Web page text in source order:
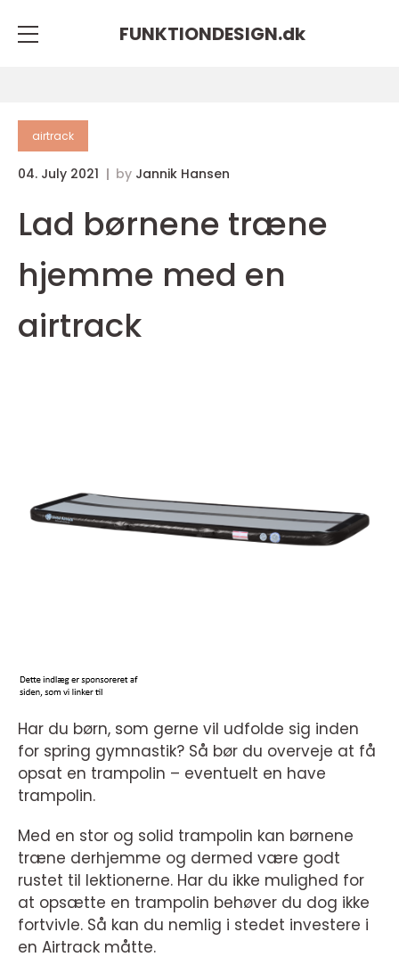
FUNKTIONDESIGN.dk
airtrack
04. July 2021 by Jannik Hansen
Lad børnene træne
hjemme med en
airtrack
Har du børn, som gerne vil udfolde sig inden
for spring gymnastik? Så bør du overveje at få
opsat en trampolin – eventuelt en have
trampolin.
Med en stor og solid trampolin kan børnene
træne derhjemme og dermed være godt
rustet til lektionerne. Har du ikke mulighed for
at opsætte en trampolin behøver du dog ikke
fortvivle. Så kan du nemlig i stedet investere i
en Airtrack måtte.